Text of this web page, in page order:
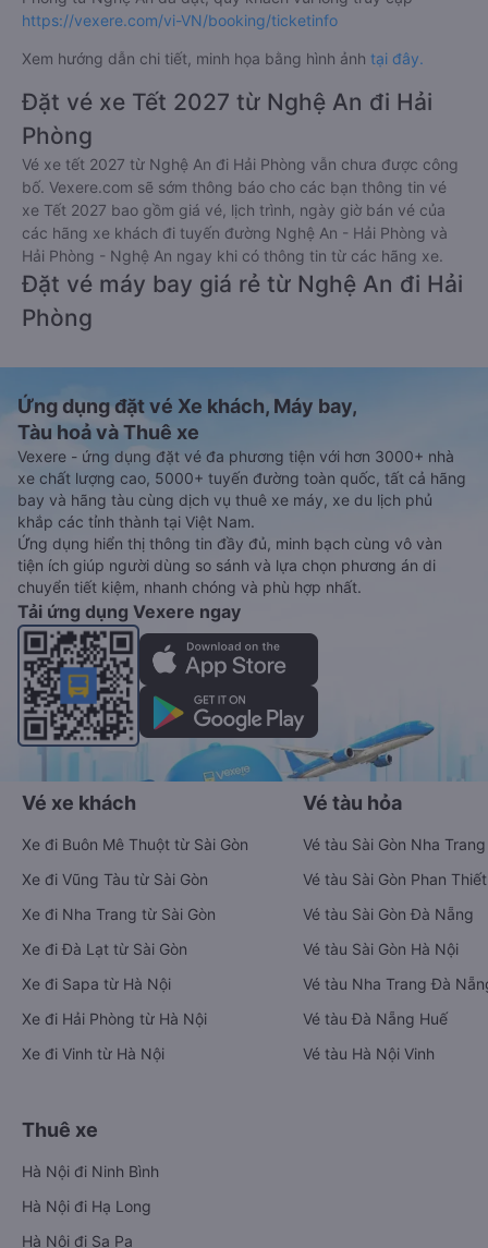
https://vexere.com/vi-VN/booking/ticketinfo
Xem hướng dẫn chi tiết, minh họa bằng hình ảnh tại đây.
Đặt vé xe Tết 2027 từ Nghệ An đi Hải
Phòng
Vé xe tết 2027 từ Nghệ An đi Hải Phòng vẫn chưa được công
bố. Vexere.com sẽ sớm thông báo cho các bạn thông tin vé
xe Tết 2027 bao gồm giá vé, lịch trình, ngày giờ bán vé của
các hãng xe khách đi tuyến đường Nghệ An - Hải Phòng và
Hải Phòng - Nghệ An ngay khi có thông tin từ các hãng xe.
Đặt vé máy bay giá rẻ từ Nghệ An đi Hải
Phòng
Ứng dụng đặt vé Xe khách, Máy bay,
Tàu hoả và Thuê xe
Vexere - ứng dụng đặt vé đa phương tiện với hơn 3000+ nhà
xe chất lượng cao, 5000+ tuyến đường toàn quốc, tất cả hãng
bay và hãng tàu cùng dịch vụ thuê xe máy, xe du lịch phủ
khắp các tỉnh thành tại Việt Nam.
Ứng dụng hiển thị thông tin đầy đủ, minh bạch cùng vô vàn
tiện ích giúp người dùng so sánh và lựa chọn phương án di
chuyển tiết kiệm, nhanh chóng và phù hợp nhất.
Tải ứng dụng Vexere ngay
Vé xe khách
Xe đi Buôn Mê Thuột từ Sài Gòn
Xe đi Vũng Tàu từ Sài Gòn
Xe đi Nha Trang từ Sài Gòn
Xe đi Đà Lạt từ Sài Gòn
Xe đi Sapa từ Hà Nội
Xe đi Hải Phòng từ Hà Nội
Xe đi Vinh từ Hà Nội
Vé tàu hỏa
Vé tàu Sài Gòn Nha Trang
Vé tàu Sài Gòn Phan Thiết
Vé tàu Sài Gòn Đà Nẵng
Vé tàu Sài Gòn Hà Nội
Vé tàu Nha Trang Đà
Vé tàu Đà Nẵng Huế
Vé tàu Hà Nội Vinh
Thuê xe
Hà Nội đi Ninh Bình
Hà Nội đi Hạ Long
Hà Nội đi Sa Pa